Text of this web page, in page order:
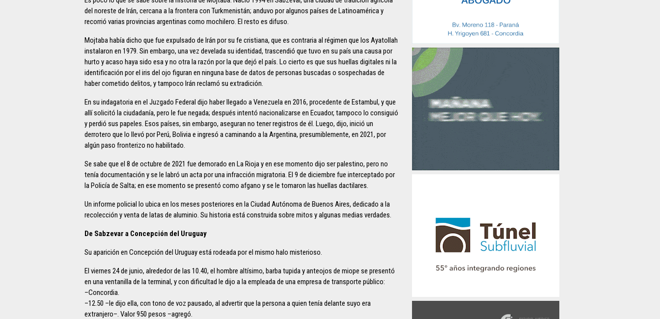
del noreste de Irán, cercana a la frontera con Turkmenistán; anduvo por algunos países de Latinoamérica y
recorrió varias provincias argentinas como mochilero. El resto es difuso.
Mojtaba había dicho que fue expulsado de Irán por su fe cristiana, que es contraria al régimen que los Ayatollah
instalaron en 1979. Sin embargo, una vez develada su identidad, trascendió que tuvo en su país una causa por
hurto y acaso haya sido esa y no otra la razón por la que dejó el país. Lo cierto es que sus huellas digitales ni la
identificación por el iris del ojo figuran en ninguna base de datos de personas buscadas o sospechadas de
haber cometido delitos, y tampoco Irán reclamó su extradición.
En su indagatoria en el Juzgado Federal dijo haber llegado a Venezuela en 2016, procedente de Estambul, y que
allí solicitó la ciudadanía, pero le fue negada; después intentó nacionalizarse en Ecuador, tampoco lo consiguió
y perdió sus papeles. Esos países, sin embargo, aseguran no tener registros de él. Luego, dijo, inició un
derrotero que lo llevó por Perú, Bolivia e ingresó a caminando a la Argentina, presumiblemente, en 2021, por
algún paso fronterizo no habilitado.
Se sabe que el 8 de octubre de 2021 fue demorado en La Rioja y en ese momento dijo ser palestino, pero no
tenía documentación y se le labró un acta por una infracción migratoria. El 9 de diciembre fue interceptado por
la Policía de Salta; en ese momento se presentó como afgano y se le tomaron las huellas dactilares.
Un informe policial lo ubica en los meses posteriores en la Ciudad Autónoma de Buenos Aires, dedicado a la
recolección y venta de latas de aluminio. Su historia está construida sobre mitos y algunas medias verdades.
De Sabzevar a Concepción del Uruguay
Su aparición en Concepción del Uruguay está rodeada por el mismo halo misterioso.
El viernes 24 de junio, alrededor de las 10.40, el hombre altísimo, barba tupida y anteojos de miope se presentó
en una ventanilla de la terminal, y con dificultad le dijo a la empleada de una empresa de transporte público:
–Concordia.
–12.50 –le dijo ella, con tono de voz pausado, al advertir que la persona a quien tenía delante suyo era
extranjero–. Valor 950 pesos –agregó.